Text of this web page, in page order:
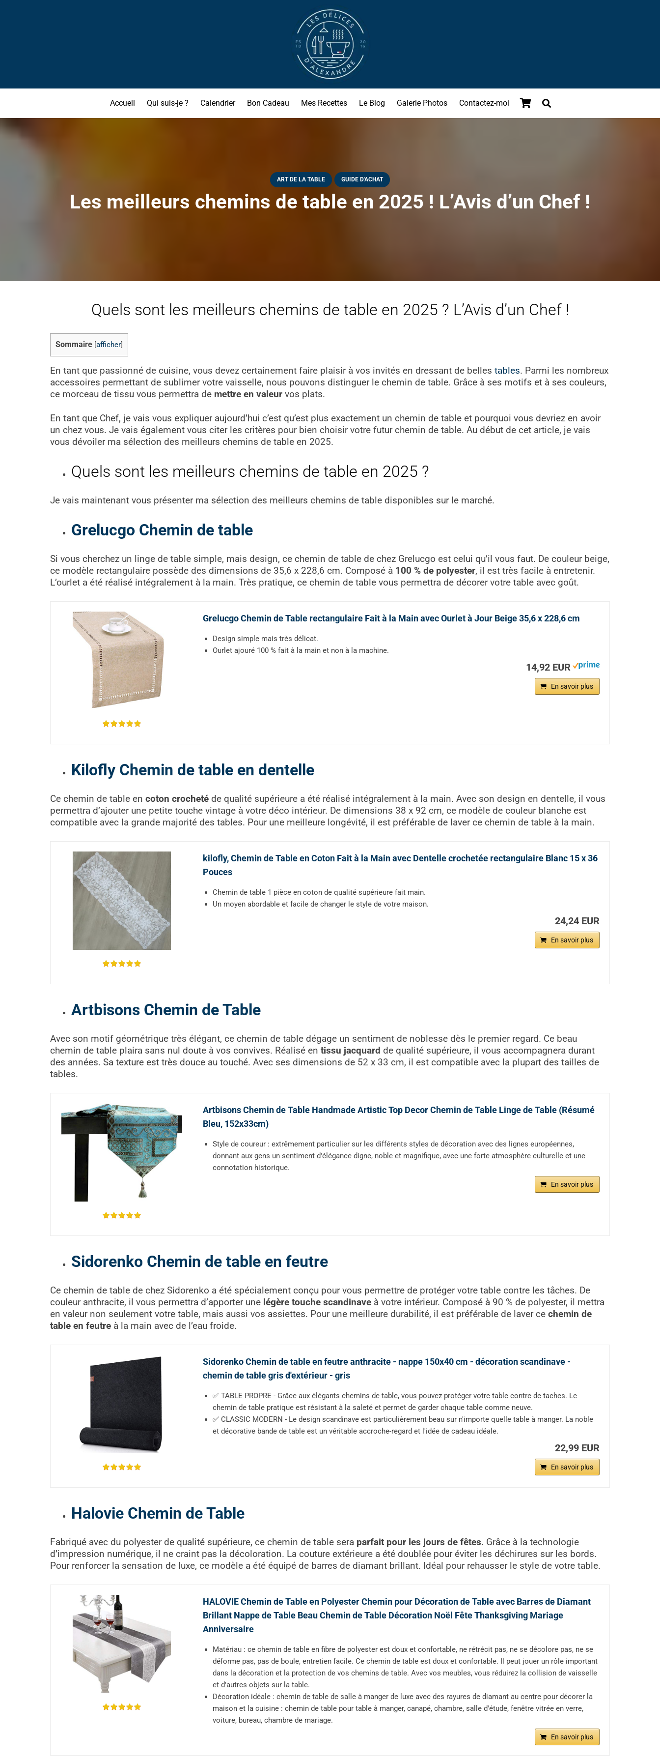
Accueil Qui suis-je ? Calendrier Bon Cadeau Mes Recettes Le Blog Galerie Photos Contactez-moi
ART DE LA TABLE GUIDE D'ACHAT
Les meilleurs chemins de table en 2025 ! L’Avis d’un Chef !
Quels sont les meilleurs chemins de table en 2025 ? L’Avis d’un Chef !
Sommaire afficher
En tant que passionné de cuisine, vous devez certainement faire plaisir à vos invités en dressant de belles tables. Parmi les nombreux
accessoires permettant de sublimer votre vaisselle, nous pouvons distinguer le chemin de table. Grâce à ses motifs et à ses couleurs,
ce morceau de tissu vous permettra de mettre en valeur vos plats.
En tant que Chef, je vais vous expliquer aujourd’hui c’est qu’est plus exactement un chemin de table et pourquoi vous devriez en avoir
un chez vous. Je vais également vous citer les critères pour bien choisir votre futur chemin de table. Au début de cet article, je vais
vous dévoiler ma sélection des meilleurs chemins de table en 2025.
Quels sont les meilleurs chemins de table en 2025 ?
Je vais maintenant vous présenter ma sélection des meilleurs chemins de table disponibles sur le marché.
Grelucgo Chemin de table
Si vous cherchez un linge de table simple, mais design, ce chemin de table de chez Grelucgo est celui qu’il vous faut. De couleur beige,
ce modèle rectangulaire possède des dimensions de 35,6 x 228,6 cm. Composé à 100 % de polyester, il est très facile à entretenir.
L’ourlet a été réalisé intégralement à la main. Très pratique, ce chemin de table vous permettra de décorer votre table avec goût.
Grelucgo Chemin de Table rectangulaire Fait à la Main avec Ourlet à Jour Beige 35,6 x 228,6 cm
Design simple mais très délicat.
Ourlet ajouré 100 % fait à la main et non à la machine.
14,92 EUR
En savoir plus
Kilofly Chemin de table en dentelle
Ce chemin de table en coton crocheté de qualité supérieure a été réalisé intégralement à la main. Avec son design en dentelle, il vous
permettra d’ajouter une petite touche vintage à votre déco intérieur. De dimensions 38 x 92 cm, ce modèle de couleur blanche est
compatible avec la grande majorité des tables. Pour une meilleure longévité, il est préférable de laver ce chemin de table à la main.
kilofly, Chemin de Table en Coton Fait à la Main avec Dentelle crochetée rectangulaire Blanc 15 x 36
Pouces
Chemin de table 1 pièce en coton de qualité supérieure fait main.
Un moyen abordable et facile de changer le style de votre maison.
24,24 EUR
En savoir plus
Artbisons Chemin de Table
Avec son motif géométrique très élégant, ce chemin de table dégage un sentiment de noblesse dès le premier regard. Ce beau
chemin de table plaira sans nul doute à vos convives. Réalisé en tissu jacquard de qualité supérieure, il vous accompagnera durant
des années. Sa texture est très douce au touché. Avec ses dimensions de 52 x 33 cm, il est compatible avec la plupart des tailles de
tables.
Artbisons Chemin de Table Handmade Artistic Top Decor Chemin de Table Linge de Table (Résumé
Bleu, 152x33cm)
Style de coureur : extrêmement particulier sur les différents styles de décoration avec des lignes européennes,
donnant aux gens un sentiment d'élégance digne, noble et magnifique, avec une forte atmosphère culturelle et une
connotation historique.
En savoir plus
Sidorenko Chemin de table en feutre
Ce chemin de table de chez Sidorenko a été spécialement conçu pour vous permettre de protéger votre table contre les tâches. De
couleur anthracite, il vous permettra d’apporter une légère touche scandinave à votre intérieur. Composé à 90 % de polyester, il mettra
en valeur non seulement votre table, mais aussi vos assiettes. Pour une meilleure durabilité, il est préférable de laver ce chemin de
table en feutre à la main avec de l’eau froide.
Sidorenko Chemin de table en feutre anthracite - nappe 150x40 cm - décoration scandinave -
chemin de table gris d'extérieur - gris
✅ TABLE PROPRE - Grâce aux élégants chemins de table, vous pouvez protéger votre table contre de taches. Le
chemin de table pratique est résistant à la saleté et permet de garder chaque table comme neuve.
✅ CLASSIC MODERN - Le design scandinave est particulièrement beau sur n'importe quelle table à manger. La noble
et décorative bande de table est un véritable accroche-regard et l'idée de cadeau idéale.
22,99 EUR
En savoir plus
Halovie Chemin de Table
Fabriqué avec du polyester de qualité supérieure, ce chemin de table sera parfait pour les jours de fêtes. Grâce à la technologie
d’impression numérique, il ne craint pas la décoloration. La couture extérieure a été doublée pour éviter les déchirures sur les bords.
Pour renforcer la sensation de luxe, ce modèle a été équipé de barres de diamant brillant. Idéal pour rehausser le style de votre table.
HALOVIE Chemin de Table en Polyester Chemin pour Décoration de Table avec Barres de Diamant
Brillant Nappe de Table Beau Chemin de Table Décoration Noël Fête Thanksgiving Mariage
Anniversaire
Matériau : ce chemin de table en fibre de polyester est doux et confortable, ne rétrécit pas, ne se décolore pas, ne se
déforme pas, pas de boule, entretien facile. Ce chemin de table est doux et confortable. Il peut jouer un rôle important
dans la décoration et la protection de vos chemins de table. Avec vos meubles, vous réduirez la collision de vaisselle
et d'autres objets sur la table.
Décoration idéale : chemin de table de salle à manger de luxe avec des rayures de diamant au centre pour décorer la
maison et la cuisine : chemin de table pour table à manger, canapé, chambre, salle d'étude, fenêtre vitrée en verre,
voiture, bureau, chambre de mariage.
En savoir plus